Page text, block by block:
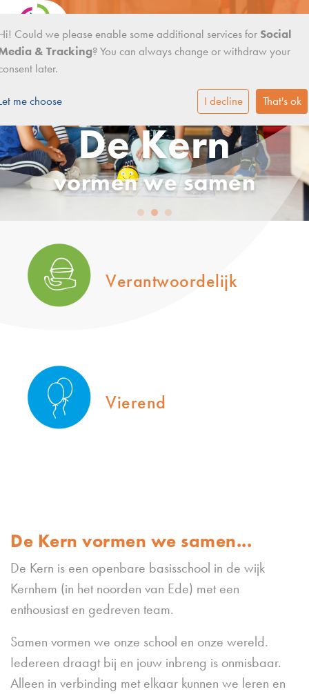
De Kern
vormen we samen
Verantwoordelijk
Vierend
De Kern vormen we samen...
De Kern is een openbare basisschool in de wijk
Kernhem (in het noorden van Ede) met een
enthousiast en gedreven team.
Samen vormen we onze school en onze wereld.
Iedereen draagt bij en jouw inbreng is onmisbaar.
Alleen in verbinding met elkaar kunnen we leren en
Could we please enable some additional services for Social
& Tracking? You can always change or withdraw your
later.
me choose I decline That's ok